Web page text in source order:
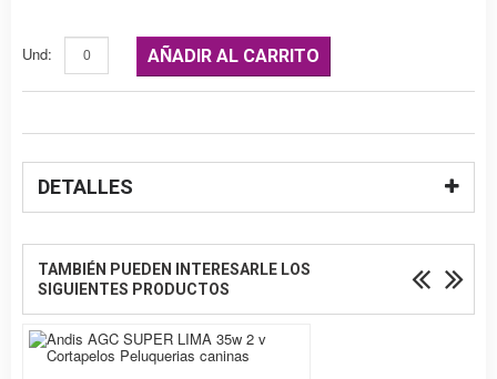
Und: AÑADIR AL CARRITO
DETALLES
TAMBIÉN PUEDEN INTERESARLE LOS
SIGUIENTES PRODUCTOS